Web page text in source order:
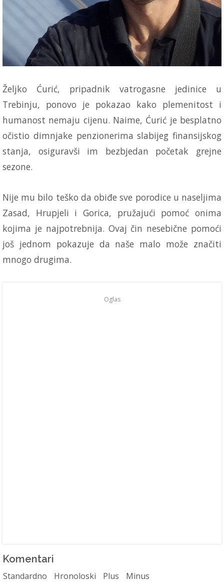
Željko Ćurić, pripadnik vatrogasne jedinice u
Trebinju, ponovo je pokazao kako plemenitost i
humanost nemaju cijenu. Naime, Ćurić je besplatno
očistio dimnjake penzionerima slabijeg finansijskog
stanja, osiguravši im bezbjedan početak grejne
sezone.
Nije mu bilo teško da obiđe sve porodice u naseljima
Zasad, Hrupjeli i Gorica, pružajući pomoć onima
kojima je najpotrebnija. Ovaj čin nesebične pomoći
još jednom pokazuje da naše malo može značiti
mnogo drugima.
Oglas
Komentari
Standardno Hronoloski Plus Minus